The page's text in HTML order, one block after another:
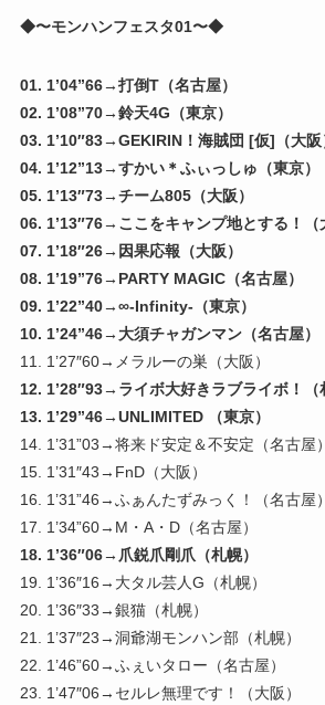
◆〜モンハンフェスタ01〜◆
01. 1’04”66→打倒T（名古屋）
02. 1’08”70→鈴天4G（東京）
03. 1’10″83→GEKIRIN！海賊団 [仮]（大阪
04. 1’12”13→すかい＊ふぃっしゅ（東京）
05. 1’13″73→チーム805（大阪）
06. 1’13″76→ここをキャンプ地とする！（
07. 1’18″26→因果応報（大阪）
08. 1’19”76→PARTY MAGIC（名古屋）
09. 1’22”40→∞-Infinity-（東京）
10. 1’24”46→大須チャガンマン（名古屋）
11. 1’27″60→メラルーの巣（大阪）
12. 1’28″93→ライボ大好きラブライボ！（
13. 1’29”46→UNLIMITED （東京）
14. 1’31”03→将来ド安定＆不安定（名古屋）
15. 1’31″43→FnD（大阪）
16. 1’31”46→ふぁんたずみっく！（名古屋）
17. 1’34”60→M・A・D（名古屋）
18. 1’36″06→爪鋭爪剛爪（札幌）
19. 1’36″16→大タル芸人G（札幌）
20. 1’36″33→銀猫（札幌）
21. 1’37″23→洞爺湖モンハン部（札幌）
22. 1’46”60→ふぇいタロー（名古屋）
23. 1’47″06→セルレ無理です！（大阪）